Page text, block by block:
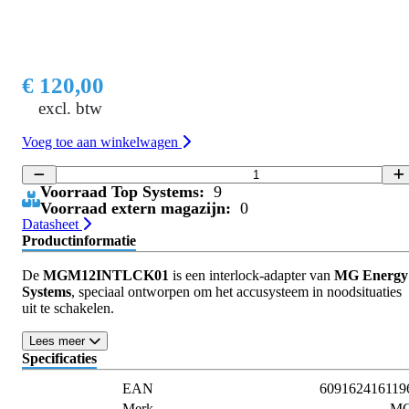
€ 120,00
excl. btw
Voeg toe aan winkelwagen
Voorraad Top Systems: 9
Voorraad extern magazijn: 0
Datasheet
Productinformatie
De MGM12INTLCK01 is een interlock-adapter van MG Energy
Systems, speciaal ontworpen om het accusysteem in noodsituaties
uit te schakelen.
Lees meer
Specificaties
EAN